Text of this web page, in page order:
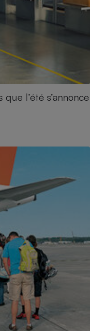
l’été s’annonce